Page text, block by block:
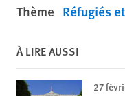
Thème Réfugiés
À LIRE AUSSI
27